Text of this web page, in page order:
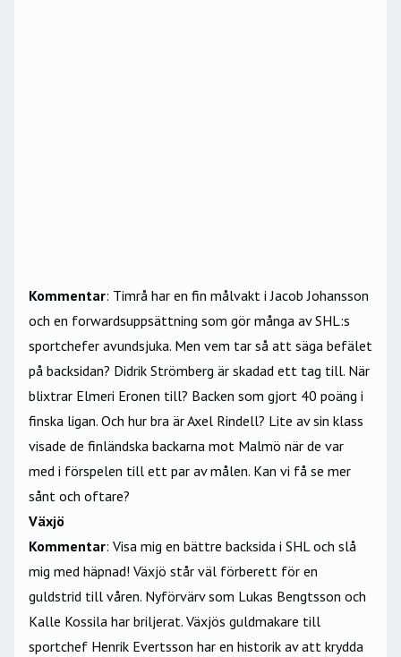
Kommentar: Timrå har en fin målvakt i Jacob Johansson
och en forwardsuppsättning som gör många av SHL:s
sportchefer avundsjuka. Men vem tar så att säga befälet
på backsidan? Didrik Strömberg är skadad ett tag till. När
blixtrar Elmeri Eronen till? Backen som gjort 40 poäng i
finska ligan. Och hur bra är Axel Rindell? Lite av sin klass
visade de finländska backarna mot Malmö när de var
med i förspelen till ett par av målen. Kan vi få se mer
sånt och oftare?
Växjö
Kommentar: Visa mig en bättre backsida i SHL och slå
mig med häpnad! Växjö står väl förberett för en
guldstrid till våren. Nyförvärv som Lukas Bengtsson och
Kalle Kossila har briljerat. Växjös guldmakare till
sportchef Henrik Evertsson har en historik av att krydda